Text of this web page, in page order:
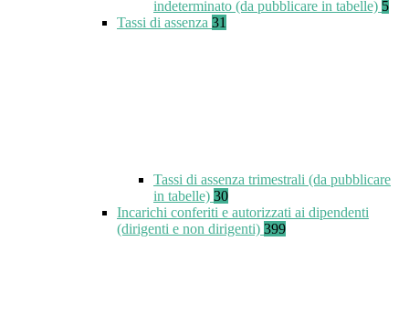
indeterminato (da pubblicare in tabelle) 5
Tassi di assenza 31
Tassi di assenza trimestrali (da pubblicare
in tabelle) 30
Incarichi conferiti e autorizzati ai dipendenti
(dirigenti e non dirigenti) 399